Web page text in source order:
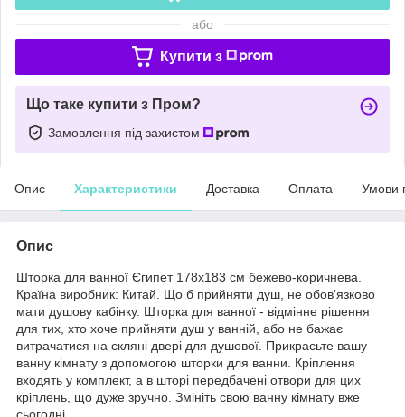
або
Купити з
Що таке купити з Пром?
Замовлення під захистом
Опис Характеристики Доставка Оплата Умови
Опис
Шторка для ванної Єгипет 178х183 см бежево-коричнева.
Країна виробник: Китай. Що б прийняти душ, не обов'язково
мати душову кабінку. Шторка для ванної - відмінне рішення
для тих, хто хоче прийняти душ у ванній, або не бажає
витрачатися на скляні двері для душової. Прикрасьте вашу
ванну кімнату з допомогою шторки для ванни. Кріплення
входять у комплект, а в шторі передбачені отвори для цих
кріплень, що дуже зручно. Змініть свою ванну кімнату вже
сьогодні.